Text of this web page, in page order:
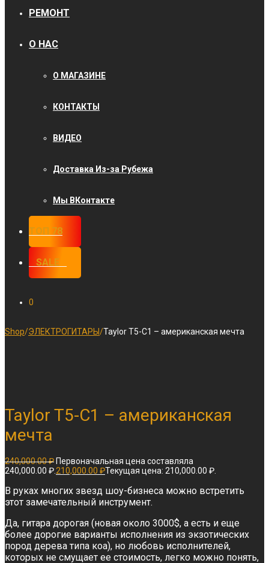
РЕМОНТ
О НАС
О МАГАЗИНЕ
КОНТАКТЫ
ВИДЕО
Доставка Из-за Рубежа
Мы ВКонтакте
ТОП 78
⠀SALE⠀
0
Shop/ЭЛЕКТРОГИТАРЫ/Taylor T5-C1 – американская мечта
Taylor T5-C1 – американская
мечта
240,000.00₽Первоначальная цена составляла
240,000.00 ₽. 210,000.00 ₽Текущая цена: 210,000.00 ₽.
В руках многих звезд шоу-бизнеса можно встретить
этот замечательный инструмент.
Да, гитара дорогая (новая около 3000$, а есть и еще
более дорогие варианты исполнения из экзотических
пород дерева типа коа), но любовь исполнителей,
которых не смущает ее стоимость, легко можно понять,